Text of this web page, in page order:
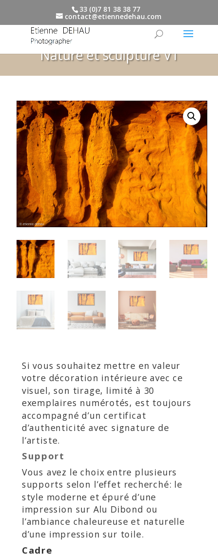
33 (0)7 81 38 38 77
contact@etiennedehau.com
Nature et sculpture V1
Si vous souhaitez mettre en valeur
votre décoration intérieure avec ce
visuel, son tirage, limité à 30
exemplaires numérotés, est toujours
accompagné d’un certificat
d’authenticité avec signature de
l’artiste.
Support
Vous avez le choix entre plusieurs
supports selon l’effet recherché: le
style moderne et épuré d’une
impression sur Alu Dibond ou
l’ambiance chaleureuse et naturelle
d’une impression sur toile.
Cadre